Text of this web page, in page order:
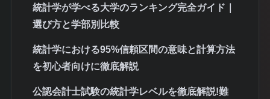
統計学が学べる大学のランキング完全ガイド｜
選び方と学部別比較
統計学における95%信頼区間の意味と計算方法
を初心者向けに徹底解説
公認会計士試験の統計学レベルを徹底解説!難